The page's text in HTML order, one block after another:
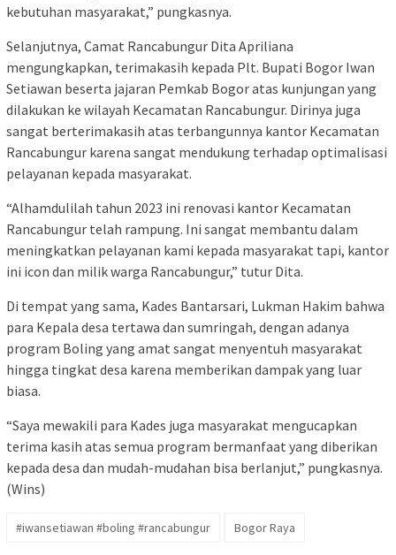
kebutuhan masyarakat,” pungkasnya.
Selanjutnya, Camat Rancabungur Dita Apriliana
mengungkapkan, terimakasih kepada Plt. Bupati Bogor Iwan
Setiawan beserta jajaran Pemkab Bogor atas kunjungan yang
dilakukan ke wilayah Kecamatan Rancabungur. Dirinya juga
sangat berterimakasih atas terbangunnya kantor Kecamatan
Rancabungur karena sangat mendukung terhadap optimalisasi
pelayanan kepada masyarakat.
“Alhamdulilah tahun 2023 ini renovasi kantor Kecamatan
Rancabungur telah rampung. Ini sangat membantu dalam
meningkatkan pelayanan kami kepada masyarakat tapi, kantor
ini icon dan milik warga Rancabungur,” tutur Dita.
Di tempat yang sama, Kades Bantarsari, Lukman Hakim bahwa
para Kepala desa tertawa dan sumringah, dengan adanya
program Boling yang amat sangat menyentuh masyarakat
hingga tingkat desa karena memberikan dampak yang luar
biasa.
“Saya mewakili para Kades juga masyarakat mengucapkan
terima kasih atas semua program bermanfaat yang diberikan
kepada desa dan mudah-mudahan bisa berlanjut,” pungkasnya.
(Wins)
#iwansetiawan #boling #rancabungur Bogor Raya